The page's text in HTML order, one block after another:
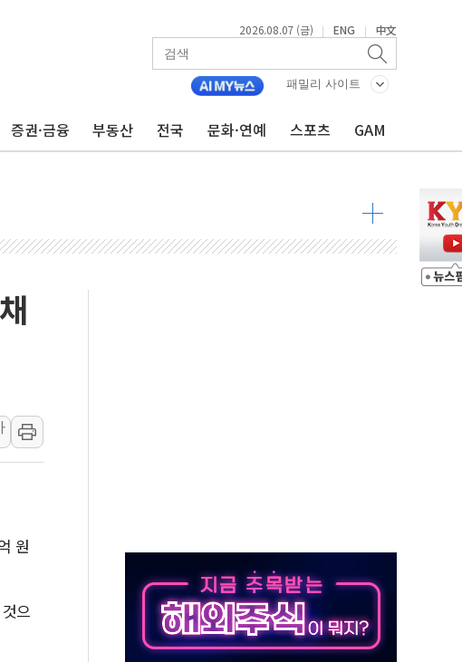
2026.08.07 (금) | ENG | 中文
패밀리 사이트
증권·금융 부동산 전국 문화·연예 스포츠 GAM
재산 1506건 공매
볼보 EX90…'올 터치'는 호불호
불 1시간36분만에 주불진화....인명피해 없어
스트 참가자 3만 명 돌파
청두 노선 운항허가 취득...중국 노선 다변화
택시 호출 서비스
념식...지역축제 '불금전파, 송정'과 상생
4중 추돌…1명 심정지·5명 부상
사단장 항소심도 징역 3년
원
으